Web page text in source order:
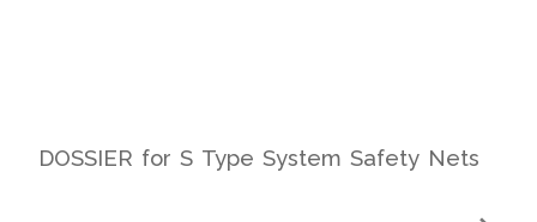
DOSSIER for S Type System Safety Nets